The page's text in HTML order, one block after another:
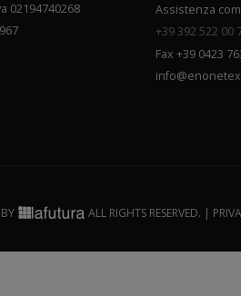
02194740268
Assistenza
+39 392 522 00
Fax +39 0423
ALL RIGHTS RESERVED. |